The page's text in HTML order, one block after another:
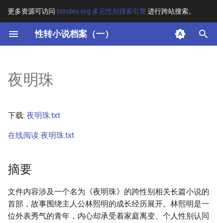
更多资源可访问 tsindex.org 多元性别搜索引擎进行跨站搜索。
性转小说档案（一）
键
开
搜
索
其他信息 [Processed Page
夜明珠
下载: 夜明珠.txt
在线阅读 夜明珠.txt
摘要
文件内容涉及一个名为《夜明珠》的跨性别相关长篇小说的
首部，故事围绕主人公林熙明的成长经历展开。林熙明是一
位外表秀气的青年，内心却承受着家庭离变、个人性别认同